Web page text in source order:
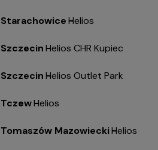
Starachowice-
Helios
Szczecin-
Helios CHR Kupiec
Szczecin-
Helios Outlet Park
Tczew-
Helios
Tomaszów Mazowiecki-
Helios